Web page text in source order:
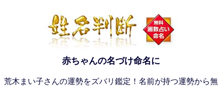
赤ちゃんの名づけ命名に
荒木まい子さんの運勢をズバリ鑑定！名前が持つ運勢から無